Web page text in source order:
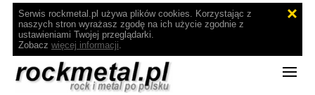
Serwis rockmetal.pl używa plików cookies. Korzystając z
naszych stron wyrażasz zgodę na ich użycie zgodnie z
ustawieniami Twojej przeglądarki.
Zobacz więcej informacji.